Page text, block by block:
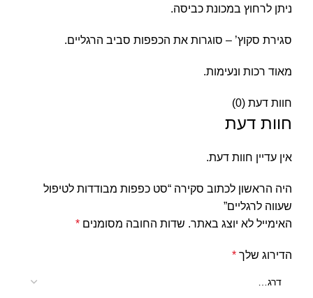
ניתן לרחוץ במכונת כביסה.
סגירת סקוץ’ – סוגרות את הכפפות סביב הרגליים.
מאוד רכות ונעימות.
חוות דעת (0)
חוות דעת
אין עדיין חוות דעת.
היה הראשון לכתוב סקירה “סט כפפות מבודדות לטיפול
שעווה לרגליים”
האימייל לא יוצג באתר. שדות החובה מסומנים *
הדירוג שלך *